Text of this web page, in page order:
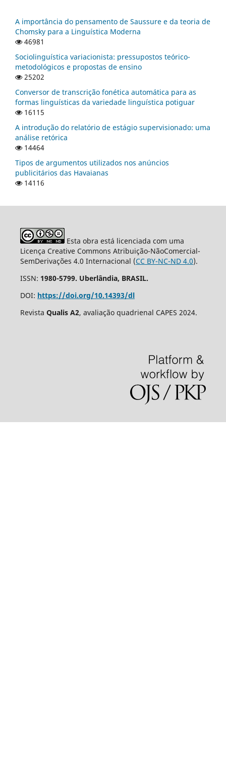
A importância do pensamento de Saussure e da teoria de
Chomsky para a Linguística Moderna
46981
Sociolinguística variacionista: pressupostos teórico-
metodológicos e propostas de ensino
25202
Conversor de transcrição fonética automática para as
formas linguísticas da variedade linguística potiguar
16115
A introdução do relatório de estágio supervisionado: uma
análise retórica
14464
Tipos de argumentos utilizados nos anúncios
publicitários das Havaianas
14116
Esta obra está licenciada com uma
Licença Creative Commons Atribuição-NãoComercial-
SemDerivações 4.0 Internacional (CC BY-NC-ND 4.0).
ISSN: 1980-5799. Uberlândia, BRASIL.
DOI: https://doi.org/10.14393/dl
Revista Qualis A2, avaliação quadrienal CAPES 2024.